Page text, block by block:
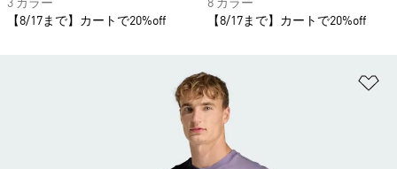
3 カラー
【8/17まで】カートで20%off
8 カラー
【8/17まで】カートで20%off